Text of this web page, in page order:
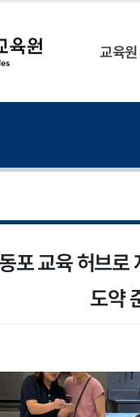
교육
포 교육 허브로
도약